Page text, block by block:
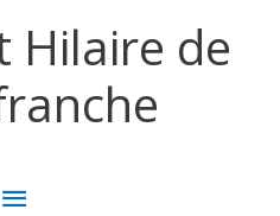
Hilaire de
Menu